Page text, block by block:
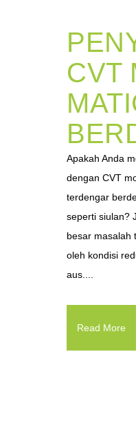
CVT
Apakah Anda
dengan CVT
terdengar
seperti siulan?
besar masalah
oleh kondisi
aus....
Read More